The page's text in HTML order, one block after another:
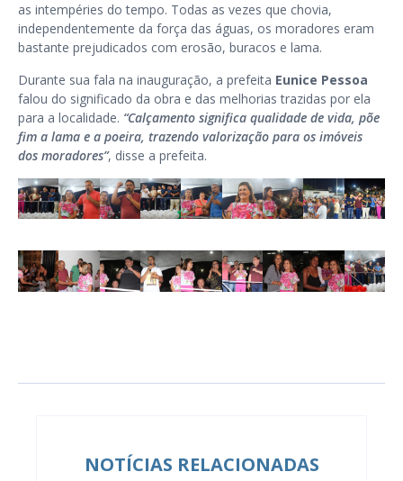
as intempéries do tempo. Todas as vezes que chovia,
independentemente da força das águas, os moradores eram
bastante prejudicados com erosão, buracos e lama.
Durante sua fala na inauguração, a prefeita Eunice Pessoa
falou do significado da obra e das melhorias trazidas por ela
para a localidade. “Calçamento significa qualidade de vida, põe
fim a lama e a poeira, trazendo valorização para os imóveis
dos moradores”, disse a prefeita.
NOTÍCIAS RELACIONADAS